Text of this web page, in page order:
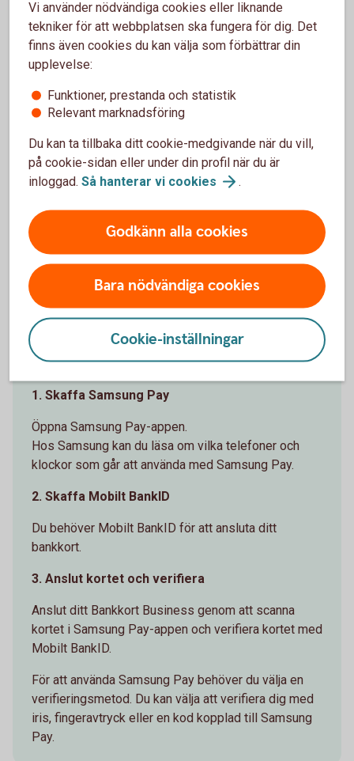
Ändra limit
Du väljer limit när kortet läggs upp för första gången.
Välj det kortavtal kortet är kopplat till
Klicka på det kort du vill ändra limit för
Ändra limit
Kontrollera, godkänn och signera
Logga in och ändralimit
Kom igång med Samsung Pay
1. Skaffa Samsung Pay
Öppna Samsung Pay-appen.
Hos Samsung kan du läsa om vilka telefoner och
klockor som går att använda med Samsung Pay.
2. Skaffa Mobilt BankID
Du behöver Mobilt BankID för att ansluta ditt
bankkort.
3. Anslut kortet och verifiera
Anslut ditt Bankkort Business genom att scanna
kortet i Samsung Pay-appen och verifiera kortet med
Mobilt BankID.
För att använda Samsung Pay behöver du välja en
verifieringsmetod. Du kan välja att verifiera dig med
iris, fingeravtryck eller en kod kopplad till Samsung
Pay.
Vi använder nödvändiga cookies eller liknande
tekniker för att webbplatsen ska fungera för dig. Det
finns även cookies du kan välja som förbättrar din
upplevelse:
Funktioner, prestanda och statistik
Relevant marknadsföring
Du kan ta tillbaka ditt cookie-medgivande när du vill,
på cookie-sidan eller under din profil när du är
inloggad. Så hanterar vi cookies .
Godkänn alla cookies
Bara nödvändiga cookies
Cookie-inställningar